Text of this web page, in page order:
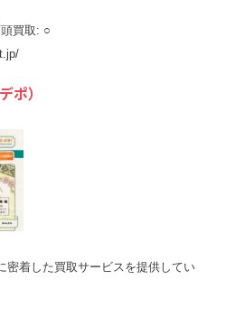
買取: ○
ポ）
密着した買取サービスを提供してい